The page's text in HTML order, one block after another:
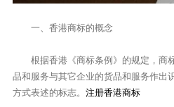
一、香港商标的概念
根据香港《商标条例》的规定，商
品和服务与其它企业的货品和服务作出
方式表述的标志。 注册香港商标